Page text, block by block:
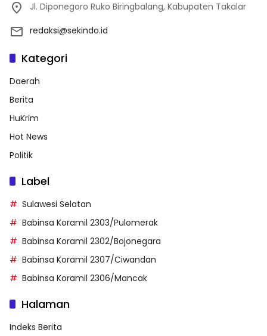
Jl. Diponegoro Ruko Biringbalang, Kabupaten Takalar
redaksi@sekindo.id
Kategori
Daerah
Berita
HuKrim
Hot News
Politik
Label
Sulawesi Selatan
Babinsa Koramil 2303/Pulomerak
Babinsa Koramil 2302/Bojonegara
Babinsa Koramil 2307/Ciwandan
Babinsa Koramil 2306/Mancak
Halaman
Indeks Berita